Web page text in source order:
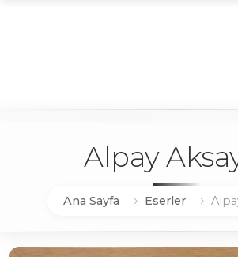
Alpay
Ana Sayfa Eserler